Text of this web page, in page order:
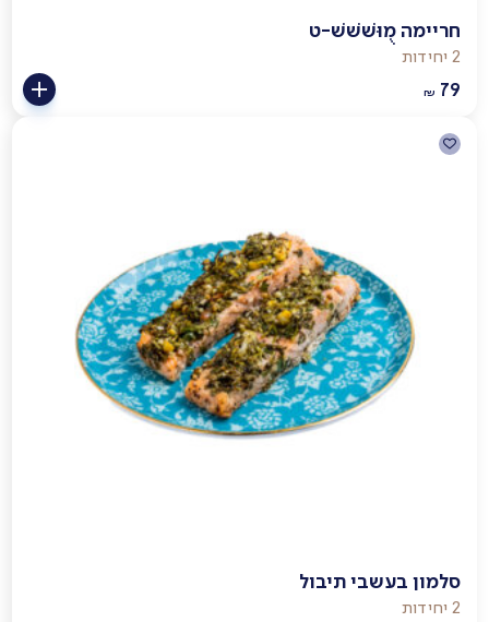
חריימה מֻוּשׁשׁשׁ-ט
2 יחידות
₪ 79
סלמון בעשבי תיבול
2 יחידות